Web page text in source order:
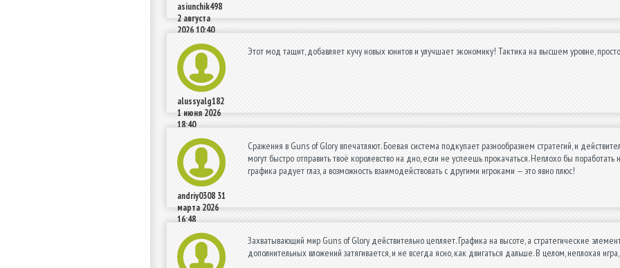
asiunchik498
2 августа
2026 10:40
alussyalg182
1 июня 2026
18:40
Этот мод тащит, добавляет кучу новых юнитов и улучшает экономику! Тактика на высшем уровне, просто
andriy0308 31
марта 2026
16:48
Сражения в Guns of Glory впечатляют. Боевая система подкупает разнообразием стратегий, и
могут быстро отправить твоё королевство на дно, если не успеешь прокачаться. Неплохо бы
графика радует глаз, а возможность взаимодействовать с другими игроками — это явно плюс!
Захватывающий мир Guns of Glory действительно цепляет. Графика на высоте, а стратегические
дополнительных вложений затягивается, и не всегда ясно, как двигаться дальше. В целом, неплохая